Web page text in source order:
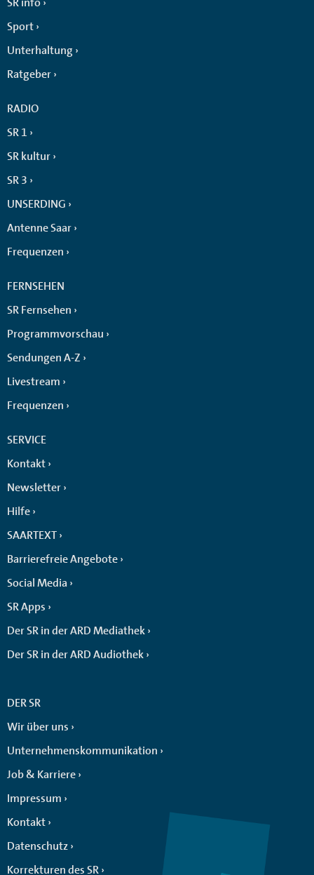
Sport
Unterhaltung
Ratgeber
RADIO
SR 1
SR kultur
SR 3
UNSERDING
Antenne Saar
Frequenzen
FERNSEHEN
SR Fernsehen
Programmvorschau
Sendungen A-Z
Livestream
Frequenzen
SERVICE
Kontakt
Newsletter
Hilfe
SAARTEXT
Barrierefreie Angebote
Social Media
SR Apps
Der SR in der ARD Mediathek
Der SR in der ARD Audiothek
DER SR
Wir über uns
Unternehmenskommunikation
Job & Karriere
Impressum
Kontakt
Datenschutz
Korrekturen des SR